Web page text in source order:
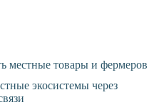
местные товары и фермеров
экосистемы через